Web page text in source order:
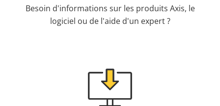
Besoin d'informations sur les produits Axis, le
logiciel ou de l'aide d'un expert ?